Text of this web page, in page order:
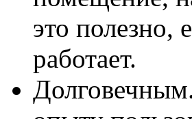
это полезно,
работает.